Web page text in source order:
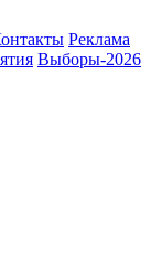
Реклама
Выборы-2026